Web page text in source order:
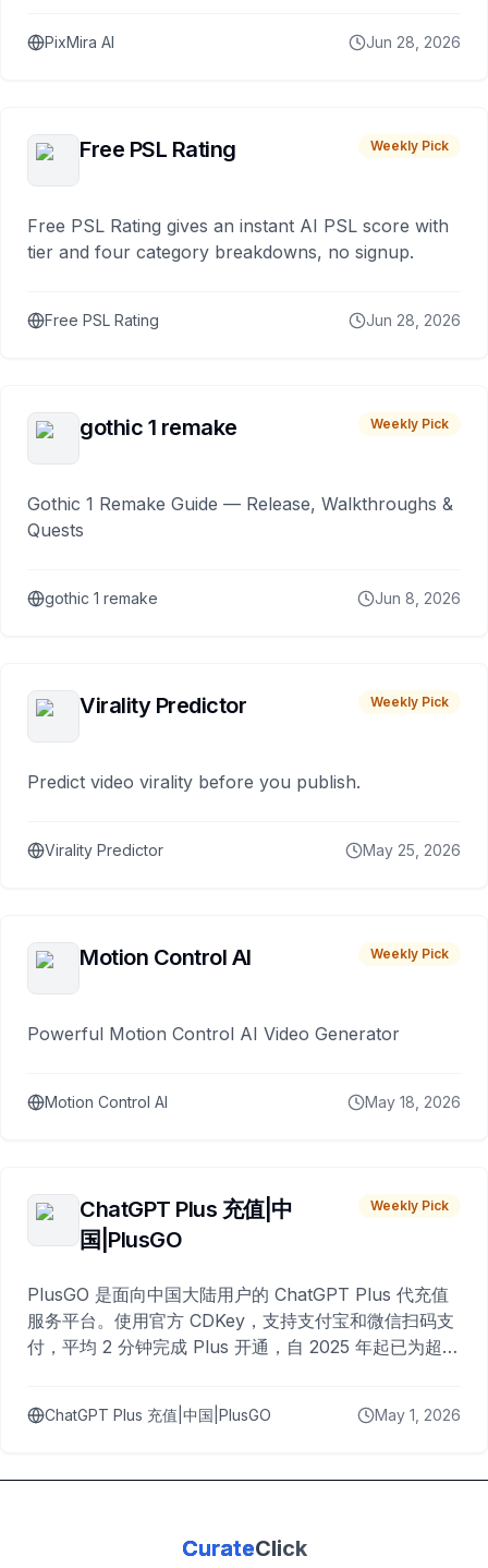
PixMira AI Jun 28, 2026
Free PSL Rating Weekly Pick
Free PSL Rating gives an instant AI PSL score with
tier and four category breakdowns, no signup.
Free PSL Rating Jun 28, 2026
gothic 1 remake Weekly Pick
Gothic 1 Remake Guide — Release, Walkthroughs &
Quests
gothic 1 remake Jun 8, 2026
Virality Predictor Weekly Pick
Predict video virality before you publish.
Virality Predictor May 25, 2026
Motion Control AI Weekly Pick
Powerful Motion Control AI Video Generator
Motion Control AI May 18, 2026
ChatGPT Plus 充值|中
国|PlusGO
Weekly Pick
PlusGO 是面向中国大陆用户的 ChatGPT Plus 代充值
服务平台。使用官方 CDKey，支持支付宝和微信扫码支
付，平均 2 分钟完成 Plus 开通，自 2025 年起已为超过
ChatGPT Plus 充值|中国|PlusGO May 1, 2026
CurateClick